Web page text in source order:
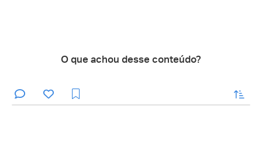
O que achou desse conteúdo?
enviar